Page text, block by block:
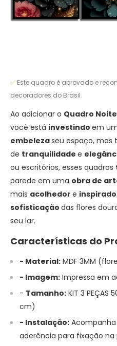
✅ Este quadro é aprovado e
decoradores do Brasil.
Ao adicionar o Quadro
você está investindo em
embelezaseu espaço, mas
de tranquilidade e
ou escritórios, esses quadros
parede em uma obra de
mais acolhedor e
sofisticação das flores
seu lar.
Características do
- Material: MDF 3MM
- Imagem: Impressa em
- Tamanho: KIT 3 PEÇAS
cm)
- Instalação:
aderência para fixação na